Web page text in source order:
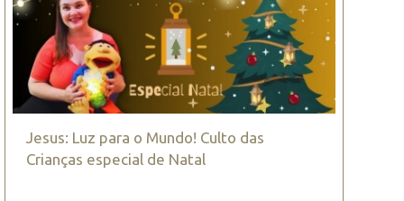
Jesus: Luz para o Mundo! Culto das
Crianças especial de Natal